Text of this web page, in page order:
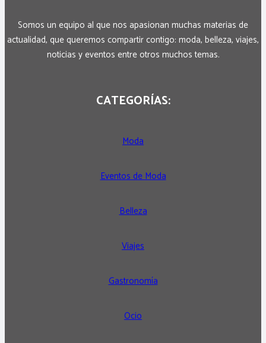
Somos un equipo al que nos apasionan muchas materias de
actualidad, que queremos compartir contigo: moda, belleza, viajes,
noticias y eventos entre otros muchos temas.
CATEGORÍAS:
Moda
Eventos de Moda
Belleza
Viajes
Gastronomía
Ocio